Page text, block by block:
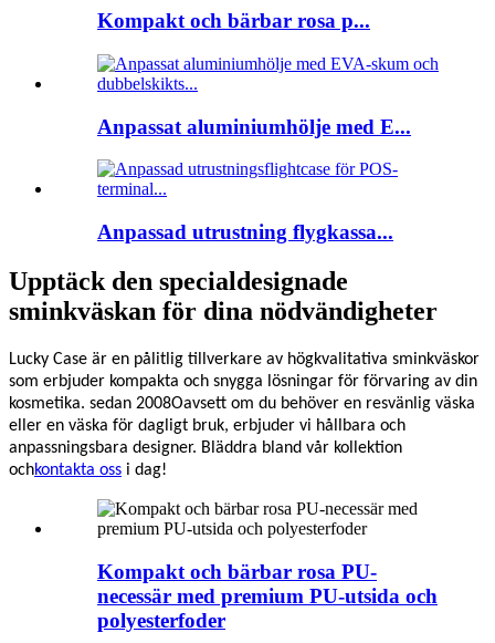
Kompakt och bärbar rosa p...
Anpassat aluminiumhölje med E...
Anpassad utrustning flygkassa...
Upptäck den specialdesignade
sminkväskan för dina nödvändigheter
Lucky Case är en pålitlig tillverkare av högkvalitativa sminkväskor
som erbjuder kompakta och snygga lösningar för förvaring av din
kosmetika. sedan 2008Oavsett om du behöver en resvänlig väska
eller en väska för dagligt bruk, erbjuder vi hållbara och
anpassningsbara designer. Bläddra bland vår kollektion
ochkontakta oss i dag!
Kompakt och bärbar rosa PU-
necessär med premium PU-utsida och
polyesterfoder